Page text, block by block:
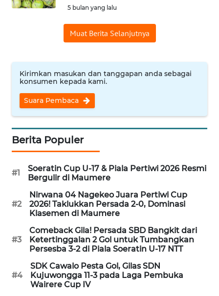
5 bulan yang lalu
Muat Berita Selanjutnya
Kirimkan masukan dan tanggapan anda sebagai
konsumen kepada kami.
Suara Pembaca
Berita Populer
#1
Soeratin Cup U-17 & Piala Pertiwi 2026 Resmi
Bergulir di Maumere
#2
Nirwana 04 Nagekeo Juara Pertiwi Cup
2026! Taklukkan Persada 2-0, Dominasi
Klasemen di Maumere
#3
Comeback Gila! Persada SBD Bangkit dari
Ketertinggalan 2 Gol untuk Tumbangkan
Persesba 3-2 di Piala Soeratin U-17 NTT
#4
SDK Cawalo Pesta Gol, Gilas SDN
Kujuwongga 11-3 pada Laga Pembuka
Wairere Cup IV
WN
INDRAMAYU
KUNINGAN
MAJALENGKA
WN
SUBANG
WN
SUKABUMI
WN
PURWAKARTA